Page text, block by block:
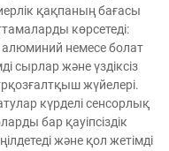
қақпаның бағасы
көрсетеді:
немесе болат
сырлар және үздіксіз
жүйелері.
күрделі сенсорлық
бар қауіпсіздік
және қол жетімді